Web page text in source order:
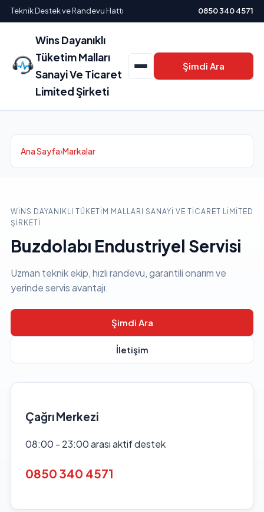
Teknik Destek ve Randevu Hattı 0850 340 4571
Wins Dayanıklı
Tüketim Malları
Sanayi Ve Ticaret
Limited Şirketi
Şimdi Ara
Ana Sayfa›Markalar
WINS DAYANIKLI TÜKETIM MALLARI SANAYI VE TICARET LIMITED
ŞIRKETI
Buzdolabı Endustriyel Servisi
Uzman teknik ekip, hızlı randevu, garantili onarım ve
yerinde servis avantajı.
Şimdi Ara
İletişim
Çağrı Merkezi
08:00 - 23:00 arası aktif destek
0850 340 4571